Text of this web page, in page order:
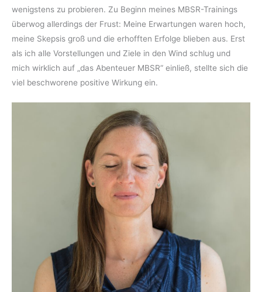
wenigstens zu probieren. Zu Beginn meines MBSR-Trainings
überwog allerdings der Frust: Meine Erwartungen waren hoch,
meine Skepsis groß und die erhofften Erfolge blieben aus. Erst
als ich alle Vorstellungen und Ziele in den Wind schlug und
mich wirklich auf „das Abenteuer MBSR“ einließ, stellte sich die
viel beschworene positive Wirkung ein.